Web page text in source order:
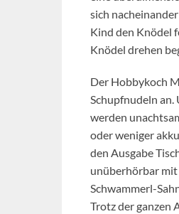
sich
Kind den Knödel
Knödel drehen
Der Hobbykoch
Schupfnudeln an.
werden
oder weniger
den Ausgabe
unüberhörbar mit
Schwammerl-
Trotz der ganzen